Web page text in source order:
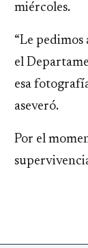
miércoles.
“Le pedimos
el
esa
aseveró.
Por el